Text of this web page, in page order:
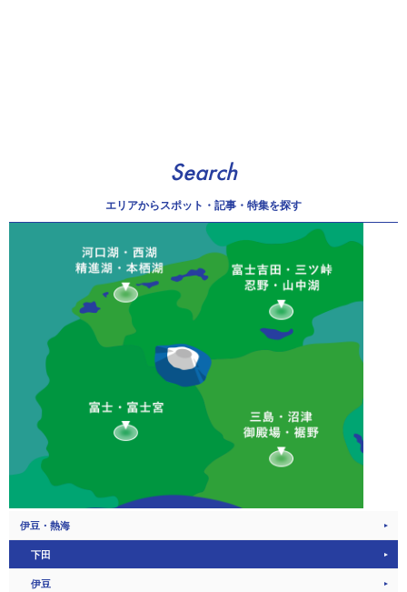
Search
エリアからスポット・記事・特集を探す
伊豆・熱海
下田
伊豆